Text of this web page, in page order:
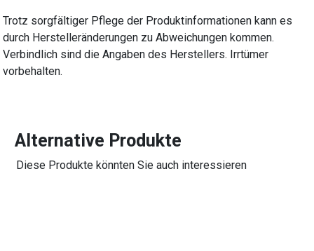
Trotz sorgfältiger Pflege der Produktinformationen kann es
durch Herstelleränderungen zu Abweichungen kommen.
Verbindlich sind die Angaben des Herstellers. Irrtümer
vorbehalten.
Alternative Produkte
Diese Produkte könnten Sie auch interessieren